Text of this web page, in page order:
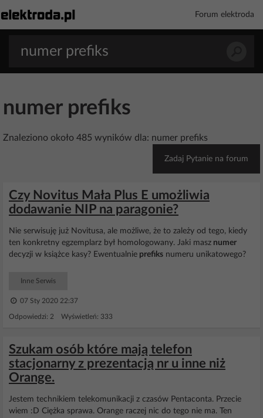
Forum elektroda
numer prefiks
Znaleziono około 485 wyników dla: numer prefiks
Zadaj Pytanie na forum
Czy Novitus Mała Plus E umożliwia
dodawanie NIP na paragonie?
Nie serwisuję już Novitusa, ale możliwe, że to zależy od tego, kiedy
ten konkretny egzemplarz był homologowany. Jaki masz numer
decyzji w książce kasy? Ewentualnie prefiks numeru unikatowego?
Inne Serwis
07 Sty 2020 22:37
Odpowiedzi: 2 Wyświetleń: 333
Szukam osób które mają telefon
stacjonarny z prezentacją nr u inne niż
Orange.
Jestem technikiem telekomunikacji z czasów Pentaconta. Przecie
wiem :D Ciężka sprawa. Orange raczej nic do tego nie ma. Ten